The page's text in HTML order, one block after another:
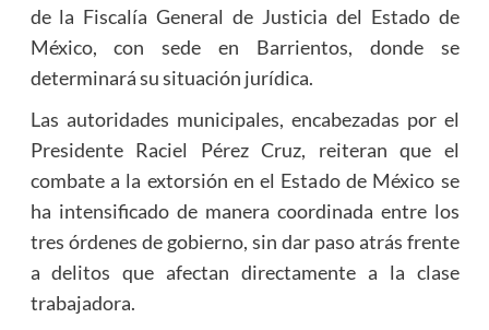
de la Fiscalía General de Justicia del Estado de
México, con sede en Barrientos, donde se
determinará su situación jurídica.
Las autoridades municipales, encabezadas por el
Presidente Raciel Pérez Cruz, reiteran que el
combate a la extorsión en el Estado de México se
ha intensificado de manera coordinada entre los
tres órdenes de gobierno, sin dar paso atrás frente
a delitos que afectan directamente a la clase
trabajadora.